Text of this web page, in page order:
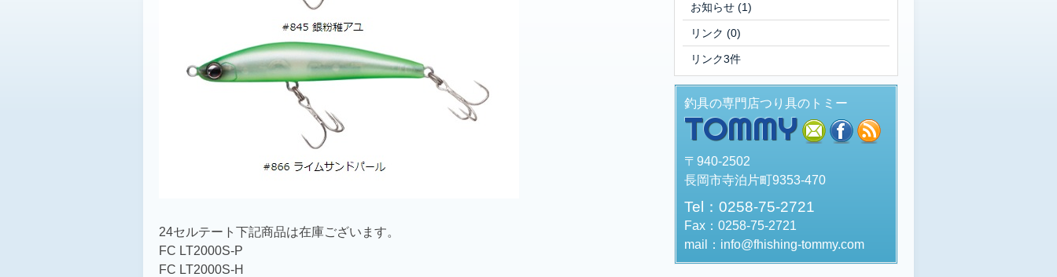
24セルテート下記商品は在庫ございます。
FC LT2000S-P
FC LT2000S-H
お知らせ (1)
リンク (0)
リンク3件
釣具の専門店つり具のトミー
TOMMY mail facebook
〒940-2502
長岡市寺泊片町9353-470
Tel：0258-75-2721
Fax：0258-75-2721
mail：info@fhishing-tommy.com